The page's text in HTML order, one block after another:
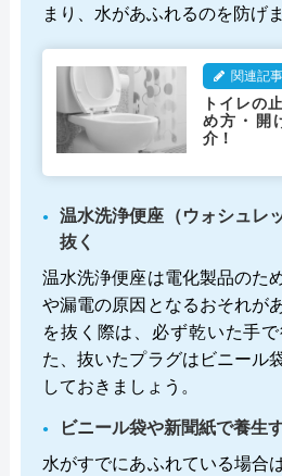
まり、水があふれるのを防げま
関連記事
トイレの
め方・開
介！
温水洗浄便座（ウォシュレ
抜く
温水洗浄便座は電化製品のた
や漏電の原因となるおそれが
を抜く際は、必ず乾いた手
た、抜いたプラグはビニール
しておきましょう。
ビニール袋や新聞紙で養生
水がすでにあふれている場合